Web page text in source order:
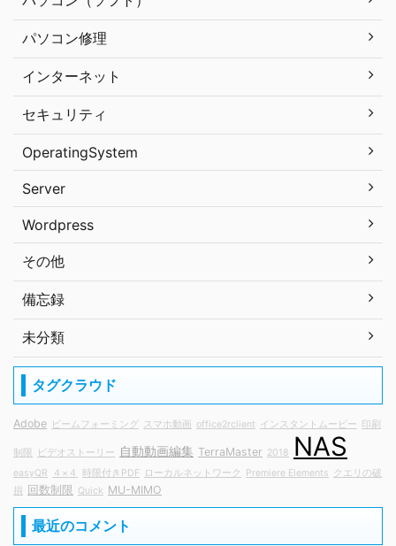
パソコン修理
インターネット
セキュリティ
OperatingSystem
Server
Wordpress
その他
備忘録
未分類
タグクラウド
Adobe ビームフォーミング スマホ動画 office2rclient インスタントムービー 印刷
制限 ビデオストーリー 自動動画編集 TerraMaster 2018 NAS
easyQR ４×４ 時限付きPDF ローカルネットワーク Premiere Elements
クエリの破
損
回数制限 Quick MU-MIMO
最近のコメント